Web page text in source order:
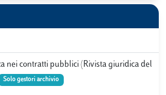
nei contratti pubblici (Rivista giuridica del
Solo gestori archivio